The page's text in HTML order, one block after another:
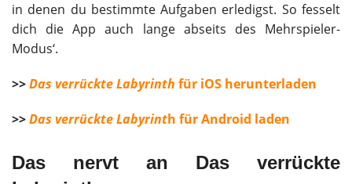
in denen du bestimmte Aufgaben erledigst. So fesselt
dich die App auch lange abseits des Mehrspieler-
Modus‘.
>>Das verrückte Labyrinth für iOS herunterladen
>>Das verrückte Labyrinth für Android laden
Das nervt an Das verrückte